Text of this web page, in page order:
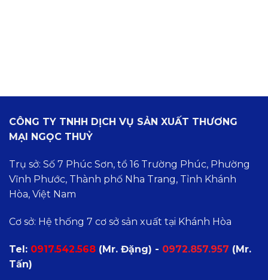
CÔNG TY TNHH DỊCH VỤ SẢN XUẤT THƯƠNG
MẠI NGỌC THUỶ
Trụ sở: Số 7 Phúc Sơn, tổ 16 Trường Phúc, Phường
Vĩnh Phước, Thành phố Nha Trang, Tỉnh Khánh
Hòa, Việt Nam
Cơ sở: Hệ thống 7 cơ sở sản xuất tại Khánh Hòa
Tel: 0917.542.568 (Mr. Đặng) - 0972.857.957 (Mr.
Tấn)